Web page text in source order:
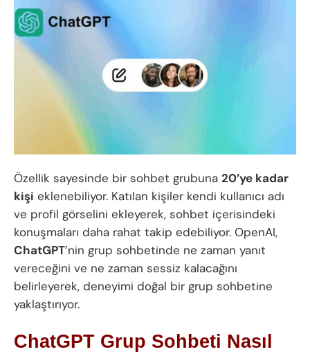
Özellik sayesinde bir sohbet grubuna 20’ye kadar
kişi eklenebiliyor. Katılan kişiler kendi kullanıcı adı
ve profil görselini ekleyerek, sohbet içerisindeki
konuşmaları daha rahat takip edebiliyor. OpenAI,
ChatGPT’nin grup sohbetinde ne zaman yanıt
vereceğini ve ne zaman sessiz kalacağını
belirleyerek, deneyimi doğal bir grup sohbetine
yaklaştırıyor.
ChatGPT Grup Sohbeti Nasıl